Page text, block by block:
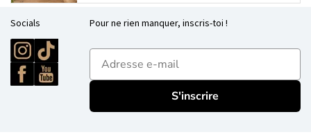
Socials Pour ne rien manquer, inscris-toi !
E-mailadres
S'inscrire